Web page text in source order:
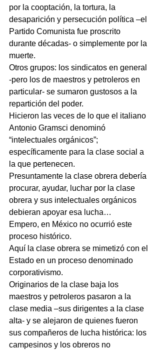
por la cooptación, la tortura, la
desaparición y persecución política –el
Partido Comunista fue proscrito
durante décadas- o simplemente por la
muerte.
Otros grupos: los sindicatos en general
-pero los de maestros y petroleros en
particular- se sumaron gustosos a la
repartición del poder.
Hicieron las veces de lo que el italiano
Antonio Gramsci denominó
“intelectuales orgánicos”;
específicamente para la clase social a
la que pertenecen.
Presuntamente la clase obrera debería
procurar, ayudar, luchar por la clase
obrera y sus intelectuales orgánicos
debieran apoyar esa lucha…
Empero, en México no ocurrió este
proceso histórico.
Aquí la clase obrera se mimetizó con el
Estado en un proceso denominado
corporativismo.
Originarios de la clase baja los
maestros y petroleros pasaron a la
clase media –sus dirigentes a la clase
alta- y se alejaron de quienes fueron
sus compañeros de lucha histórica: los
campesinos y los obreros no